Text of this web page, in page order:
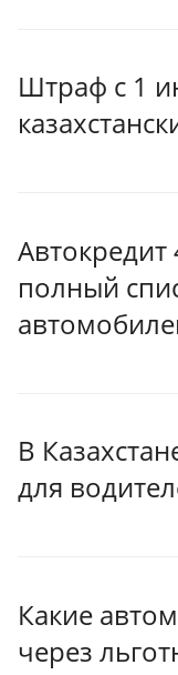
Штраф с 1
Автокредит
полный
В
для
Какие
через